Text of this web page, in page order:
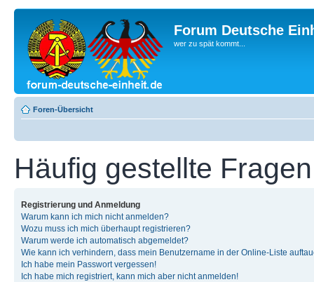
Forum Deutsche
wer zu spät kommt...
Foren-Übersicht
Häufig gestellte Fragen
Registrierung und Anmeldung
Warum kann ich mich nicht anmelden?
Wozu muss ich mich überhaupt registrieren?
Warum werde ich automatisch abgemeldet?
Wie kann ich verhindern, dass mein Benutzername in der Online-Liste
Ich habe mein Passwort vergessen!
Ich habe mich registriert, kann mich aber nicht anmelden!